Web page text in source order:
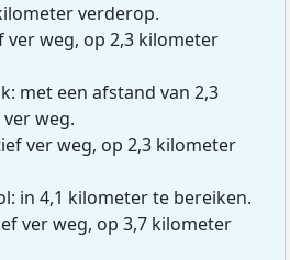
verderop.
ver weg, op 2,3 kilometer
met een afstand van 2,3
weg.
ver weg, op 2,3 kilometer
in 4,1 kilometer te bereiken.
ver weg, op 3,7 kilometer